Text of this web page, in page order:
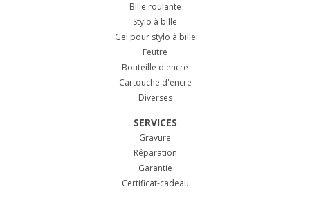
Bille roulante
Stylo à bille
Gel pour stylo à bille
Feutre
Bouteille d'encre
Cartouche d'encre
Diverses
SERVICES
Gravure
Réparation
Garantie
Certificat-cadeau